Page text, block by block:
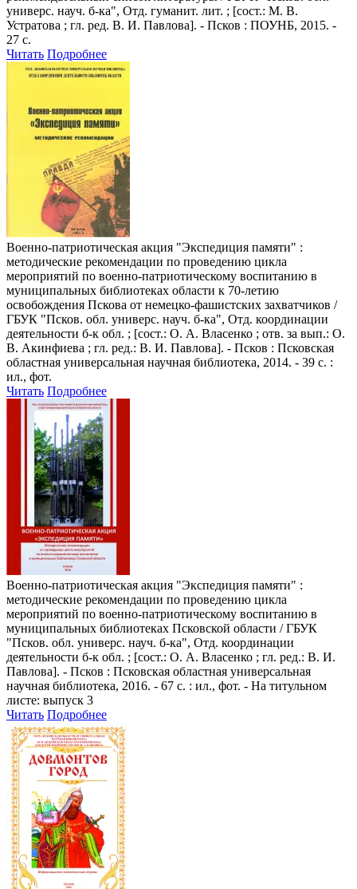
универс. науч. б-ка", Отд. гуманит. лит. ; [сост.: М. В.
Устратова ; гл. ред. В. И. Павлова]. - Псков : ПОУНБ, 2015. -
27 с.
Читать Подробнее
Военно-патриотическая акция "Экспедиция памяти" :
методические рекомендации по проведению цикла
мероприятий по военно-патриотическому воспитанию в
муниципальных библиотеках области к 70-летию
освобождения Пскова от немецко-фашистских захватчиков /
ГБУК "Псков. обл. универс. науч. б-ка", Отд. координации
деятельности б-к обл. ; [сост.: О. А. Власенко ; отв. за вып.: О.
В. Акинфиева ; гл. ред.: В. И. Павлова]. - Псков : Псковская
областная универсальная научная библиотека, 2014. - 39 с. :
ил., фот.
Читать Подробнее
Военно-патриотическая акция "Экспедиция памяти" :
методические рекомендации по проведению цикла
мероприятий по военно-патриотическому воспитанию в
муниципальных библиотеках Псковской области / ГБУК
"Псков. обл. универс. науч. б-ка", Отд. координации
деятельности б-к обл. ; [сост.: О. А. Власенко ; гл. ред.: В. И.
Павлова]. - Псков : Псковская областная универсальная
научная библиотека, 2016. - 67 с. : ил., фот. - На титульном
листе: выпуск 3
Читать Подробнее